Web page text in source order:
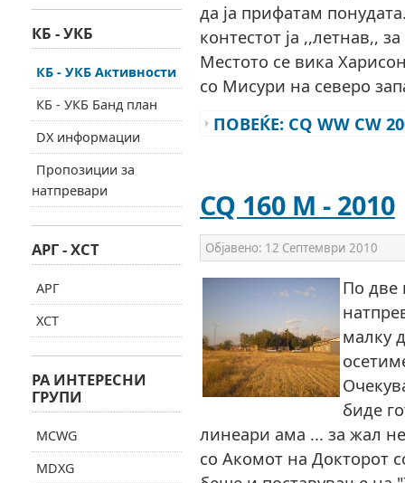
да ја прифатам
контестот ја ,,летнав,,
Местото се вика
со Мисури на северо
ПОВЕЌЕ: CQ WW CW
CQ 160 M - 2010
Објавено: 12 Септември 2010
По две
малку
биде
линеари ама ... за жал
со Акомот на Докторот
КБ - УКБ
КБ - УКБ Активности
КБ - УКБ Банд план
DX информации
Пропозиции за
натпревари
АРГ - ХСТ
АРГ
ХСТ
РА ИНТЕРЕСНИ
ГРУПИ
MCWG
MDXG